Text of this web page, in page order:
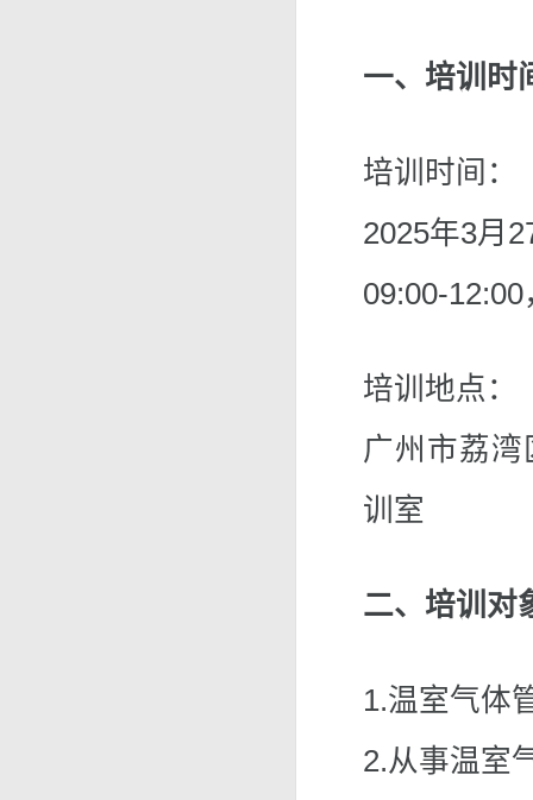
一、培训时
培训时间：
2025年3月
09:00-
培训地点：
广州市荔
训室
二、培训对
1.温室气体
2.从事温室